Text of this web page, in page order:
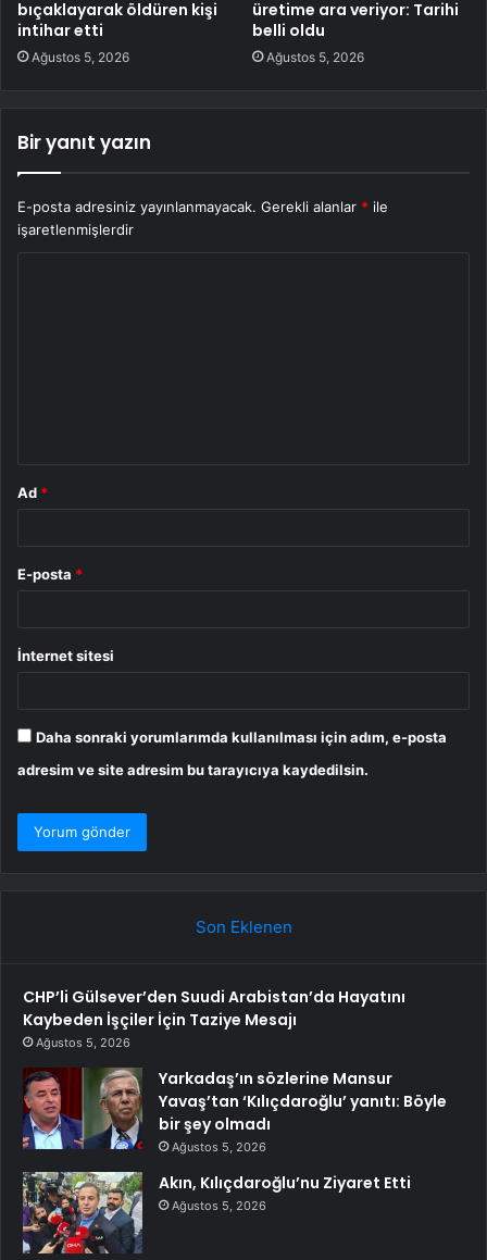
bıçaklayarak öldüren kişi
intihar etti
Ağustos 5, 2026
üretime ara veriyor: Tarihi
belli oldu
Ağustos 5, 2026
Bir yanıt yazın
E-posta adresiniz yayınlanmayacak. Gerekli alanlar * ile
işaretlenmişlerdir
Ad *
E-posta *
İnternet sitesi
Daha sonraki yorumlarımda kullanılması için adım, e-posta
adresim ve site adresim bu tarayıcıya kaydedilsin.
Son Eklenen
CHP’li Gülsever’den Suudi Arabistan’da Hayatını
Kaybeden İşçiler İçin Taziye Mesajı
Ağustos 5, 2026
Yarkadaş’ın sözlerine Mansur
Yavaş’tan ‘Kılıçdaroğlu’ yanıtı: Böyle
bir şey olmadı
Ağustos 5, 2026
Akın, Kılıçdaroğlu’nu Ziyaret Etti
Ağustos 5, 2026